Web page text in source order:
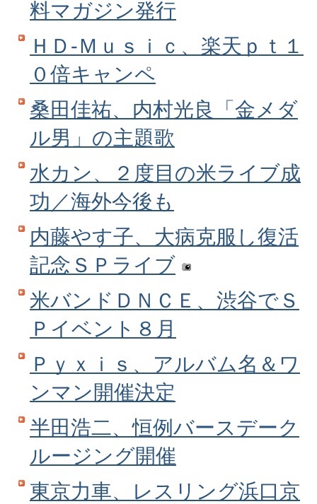
料マガジン発行
ＨＤ‐Ｍｕｓｉｃ、楽天ｐｔ１
０倍キャンペ
桑田佳祐、内村光良「金メダ
ル男」の主題歌
水カン、２度目の米ライブ成
功／海外今後も
内藤やす子、大病克服し復活
記念ＳＰライブ
米バンドＤＮＣＥ、渋谷でＳ
Ｐイベント８月
Ｐｙｘｉｓ、アルバム名＆ワ
ンマン開催決定
半田浩二、恒例バースデーク
ルージング開催
東京力車、レスリング浜口京